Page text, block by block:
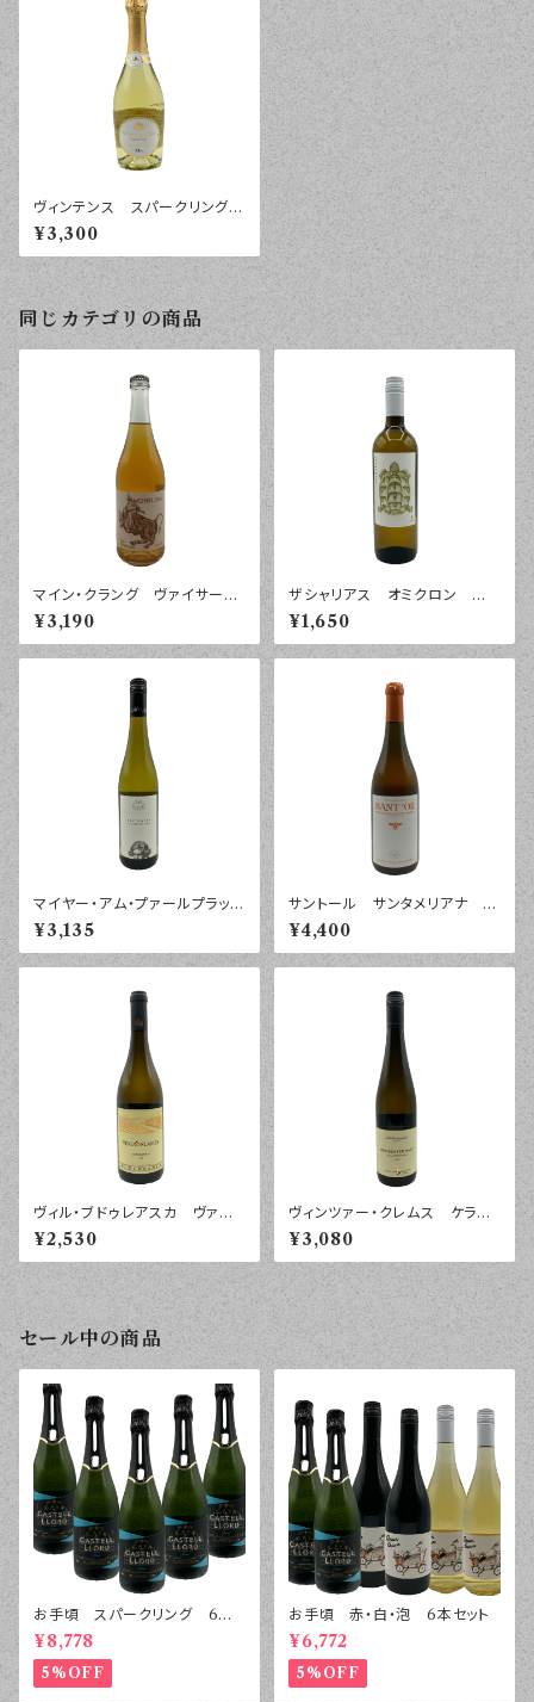
ヴィンテンス スパークリング
ブラン・ド・ブラン ノンアルコー
ル ７５０ｍｌ
¥3,300
同じカテゴリの商品
マイン・クラング ヴァイサー・
ムラチャック ノイジードラーゼ
ー ２０２４年 ７５０ｍｌ
¥3,190
ザシャリアス オミクロン ホ
ワイト ペロポネソス ２０２４
年 ７５０ｍｌ
¥1,650
マイヤー・アム・プァールプラッ
ツ ベートーヴェン 第九ラベ
ル ２０２５年 ７５０ｍｌ
¥3,135
サントール サンタメリアナ ア
ンフォラ・エイジング スキン・コ
ンタクト ２０２４年 ７５０ｍｌ
¥4,400
ヴィル・ブドゥレアスカ ヴァイ
ン・イン・フレイム シャルド
ネ ルーマニア ２０２５年 ７
５０ｍｌ
¥2,530
ヴィンツァー・クレムス ケラー
マイスター・プリヴァート ゲミ
シュター・サッツ ニーダーエス
タライヒ ２０２４年 ７５０ｍｌ
¥3,080
セール中の商品
お手頃 スパークリング 6本
セット
¥8,778
5%OFF
お手頃 赤・白・泡 6本セット
¥6,772
5%OFF